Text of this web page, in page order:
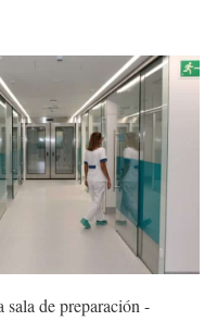
de preparación -